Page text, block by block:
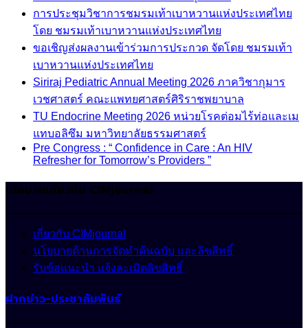
การประชุมวิชาการชมรมเท้าเบาหวานแห่งประเทศไทย
โดย ชมรมเท้าเบาหวานแห่งประเทศไทย
ขอเชิญส่งผลงานเข้าร่วมการประกวด จัดโดย ชมรมเท้า
เบาหวานแห่งประเทศไทย
Siriraj Pediatric Annual Meeting 2026 ภาควิชากุมาร
เวชศาสตร์ คณะแพทยศาสตร์ศิริราชพยาบาล
TU Endocrine Meeting 2026 หน่วยโรคต่อมไร้ท่อและเม
แทบอลิซึม มหาวิทยาลัยธรรมศาสตร์
Pre Congress : “ Confidence in Care : An HIV
Refresher for Tomorrow’s Providers ”
นโยบายเกี่ยวกับ CIMjournal
เกี่ยวกับ CIMjournal
นโยบายด้านการจัดทำต้นฉบับ และลิขสิทธิ์
รับข้อแนะนำ แจ้งละเมิดลิขสิทธิ์
ฝากข่าว-ประชาสัมพันธ์